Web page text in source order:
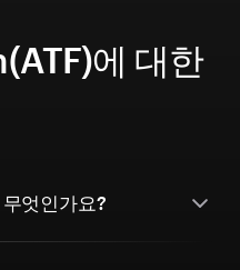
에 대한
엇인가요?